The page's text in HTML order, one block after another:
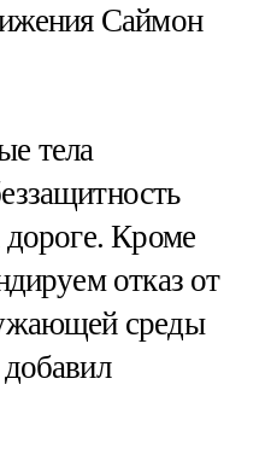
Саймон
тела
дороге. Кроме
отказ от
среды